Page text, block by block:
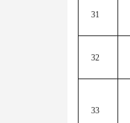
31
32
33